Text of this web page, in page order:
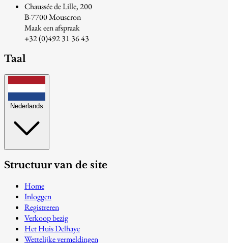
Chaussée de Lille, 200
B-7700 Mouscron
Maak een afspraak
+32 (0)492 31 36 43
Taal
Nederlands
Structuur van de site
Home
Inloggen
Registreren
Verkoop bezig
Het Huis Delhaye
Wettelijke vermeldingen